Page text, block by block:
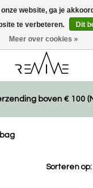
en ethisch gemaakte
boven € 100
Sorteren op:
website, ga je
te verbeteren.
Dit
Meer over cookies »